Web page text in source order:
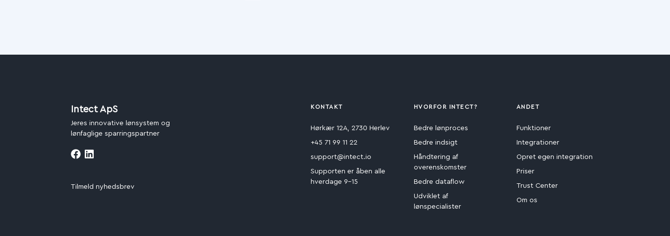
Intect ApS
Jeres innovative lønsystem og
lønfaglige sparringspartner
Tilmeld nyhedsbrev
KONTAKT
Hørkær 12A, 2730 Herlev
+45 71 99 11 22
support@intect.io
Supporten er åben alle
hverdage 9-15
HVORFOR INTECT?
Bedre lønproces
Bedre indsigt
Håndtering af
overenskomster
Bedre dataflow
Udviklet af
lønspecialister
ANDET
Funktioner
Integrationer
Opret egen integration
Priser
Trust Center
Om os